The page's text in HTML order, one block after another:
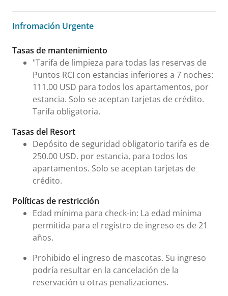
Infromación Urgente
Infromación Urgente
Tasas de mantenimiento
"Tarifa de limpieza para todas las reservas de
Puntos RCI con estancias inferiores a 7 noches:
111.00 USD para todos los apartamentos, por
estancia. Solo se aceptan tarjetas de crédito.
Tarifa obligatoria.
Tasas del Resort
Depósito de seguridad obligatorio tarifa es de
250.00 USD. por estancia, para todos los
apartamentos. Solo se aceptan tarjetas de
crédito.
Políticas de restricción
Edad mínima para check-in: La edad mínima
permitida para el registro de ingreso es de 21
años.
Prohibido el ingreso de mascotas. Su ingreso
podría resultar en la cancelación de la
reservación u otras penalizaciones.